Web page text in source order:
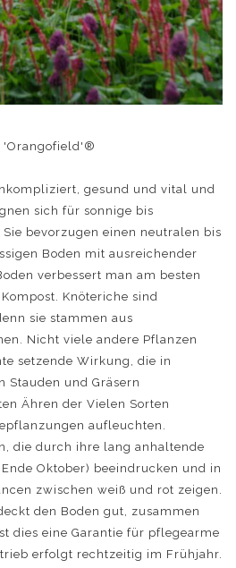
'Orangofield'®
gesund und vital und
sich für sonnige bis
bevorzugen einen neutralen bis
Boden mit ausreichender
verbessert man am besten
Knöteriche sind
sie stammen aus
Nicht viele andere Pflanzen
setzende Wirkung, die in
Stauden und Gräsern
Ähren der Vielen Sorten
aufleuchten.
die durch ihre lang anhaltende
Oktober) beeindrucken und in
zwischen weiß und rot zeigen.
den Boden gut, zusammen
dies eine Garantie für pflegearme
erfolgt rechtzeitig im Frühjahr.